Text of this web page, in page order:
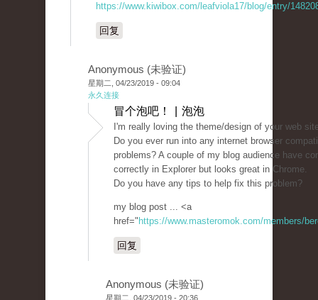
https://www.kiwibox.com/leafviola17/blog/entry/
回复
Anonymous (未验证)
星期二, 04/23/2019 - 09:04
永久连接
冒个泡吧！ | 泡泡
I'm really loving the theme/design of your web
Do you ever run into any internet browser
problems? A couple of my blog audience have
correctly in Explorer but looks great in Chrome.
Do you have any tips to help fix this problem?
my blog post ... <a
href=" https://www.masteromok.com/members/
回复
Anonymous (未验证)
星期二, 04/23/2019 - 20:36